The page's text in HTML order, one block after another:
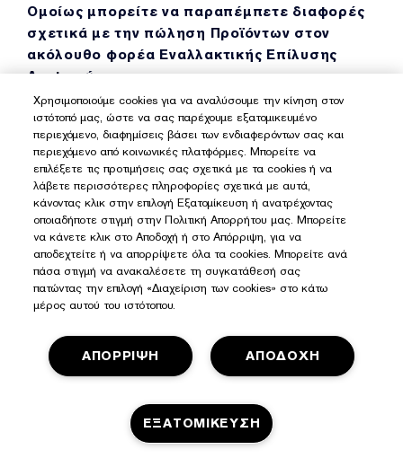
Ομοίως μπορείτε να παραπέμπετε διαφορές
σχετικά με την πώληση Προϊόντων στον
ακόλουθο φορέα Εναλλακτικής Επίλυσης
Διαφορών:
Συνήγορος του Καταναλωτή
Λ. Αλεξάνδρας 144, 11471 Αθήνα
Email:grammateia@synigoroskatanaloti.gr
Ιστότοπος: http://www.synigoroskatanaloti.gr
Τηλέφωνο: 0030 2106460862
15. Επικοινωνία
15.1
Για οποιαδήποτε πληροφορία και υποστήριξη
σχετικά με τα προϊόντα και τις μεθόδους αγορών
μέσω της Ιστοσελίδας ο πελάτης μπορεί να
CustomerService@gr.esteelauder.com. Για ταχύτερη
απάντηση, επισκεφθείτε τη σελίδαΕπικοινωνήστε
PRIVILEGES CLUB ΠΡΟΣΦΟΡΕΣ
Χρησιμοποιούμε cookies για να αναλύσουμε την κίνηση στον
ιστότοπό μας, ώστε να σας παρέχουμε εξατομικευμένο
περιεχόμενο, διαφημίσεις βάσει των ενδιαφερόντων σας και
περιεχόμενο από κοινωνικές πλατφόρμες. Μπορείτε να
επιλέξετε τις προτιμήσεις σας σχετικά με τα cookies ή να
λάβετε περισσότερες πληροφορίες σχετικά με αυτά,
κάνοντας κλικ στην επιλογή Εξατομίκευση ή ανατρέχοντας
οποιαδήποτε στιγμή στην Πολιτική Απορρήτου μας. Μπορείτε
να κάνετε κλικ στο Αποδοχή ή στο Απόρριψη, για να
αποδεχτείτε ή να απορρίψετε όλα τα cookies. Μπορείτε ανά
πάσα στιγμή να ανακαλέσετε τη συγκατάθεσή σας
πατώντας την επιλογή «Διαχείριση των cookies» στο κάτω
μέρος αυτού του ιστότοπου.
ΑΠΟΔΟΧΗ
ΑΠΟΡΡΙΨΗ
ΕΞΑΤΟΜΙΚΕΥΣΗ